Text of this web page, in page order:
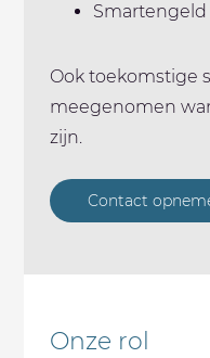
Smartengeld
Ook toekomstige
meegenomen
zijn.
Contact
Onze rol